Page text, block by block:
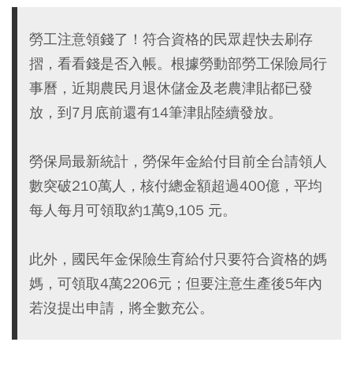
勞工注意領錢了！符合資格的民眾趕快去刷存
摺，看看錢是否入帳。根據勞動部勞工保險局行
事曆，近期農民月退休儲金及老農津貼都已發
放，到7月底前還有14筆津貼陸續發放。
勞保局最新統計，勞保年金給付目前全台請領人
數突破210萬人，核付總金額超過400億，平均
每人每月可領取約1萬9,105 元。
此外，國民年金保險生育給付只要符合資格的媽
媽，可領取4萬2206元；但要注意生產後5年內
若沒提出申請，將全數充公。